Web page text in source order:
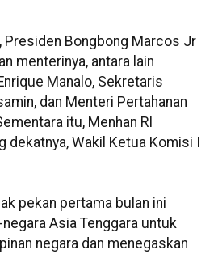
Presiden Bongbong Marcos Jr
menterinya, antara lain
Manalo, Sekretaris
dan Menteri Pertahanan
itu, Menhan RI
dekatnya, Wakil Ketua Komisi I
pekan pertama bulan ini
Asia Tenggara untuk
negara dan menegaskan